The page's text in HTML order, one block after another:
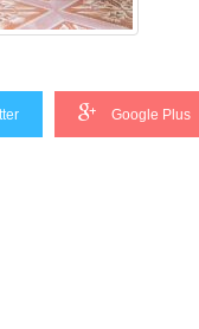
Google Plus